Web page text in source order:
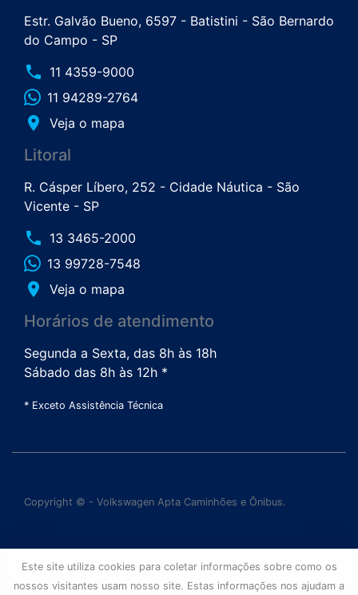
Estr. Galvão Bueno, 6597 - Batistini - São Bernardo
do Campo - SP
phone 11 4359-9000
11 94289-2764
place Veja o mapa
Litoral
R. Cásper Líbero, 252 - Cidade Náutica - São
Vicente - SP
phone 13 3465-2000
13 99728-7548
place Veja o mapa
Horários de atendimento
Segunda a Sexta, das 8h às 18h
Sábado das 8h às 12h *
* Exceto Assistência Técnica
Copyright © - Volkswagen Apta Caminhões e Ônibus.
Este site utiliza cookies para coletar informações sobre como os
nossos visitantes usam nosso site. Estas informações nos ajudam a